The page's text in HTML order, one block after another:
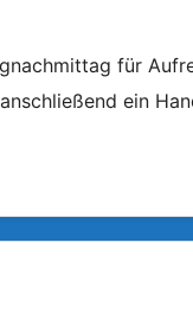
für
ein